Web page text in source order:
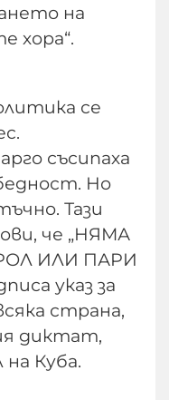
на
хора“.
се
съсипаха
Но
Тази
че „НЯМА
ИЛИ ПАРИ
указ за
страна,
диктат,
Куба.